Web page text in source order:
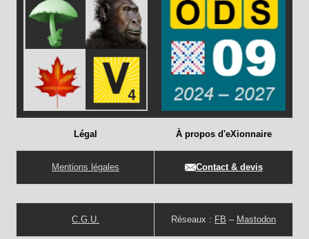
Légal
Mentions légales
C.G.U.
À propos d'eXionnaire
Contact & devis
Réseaux : FB – Mastodon